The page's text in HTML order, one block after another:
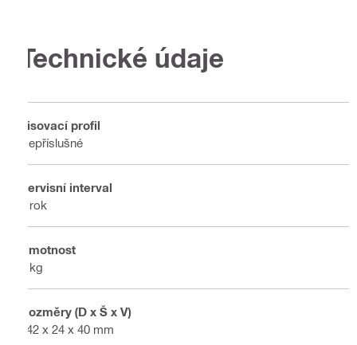
Technické údaje
Lisovací profil
Nepříslušné
Servisní interval
1 rok
Hmotnost
2 kg
Rozměry (D x Š x V)
142 x 24 x 40 mm